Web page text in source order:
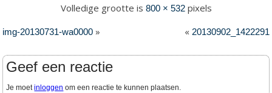
Volledige grootte is 800 × 532pixels
img-20130731-wa0000 » « 20130902_1422291
Geef een reactie
Je moetinloggen om een reactie te kunnen plaatsen.